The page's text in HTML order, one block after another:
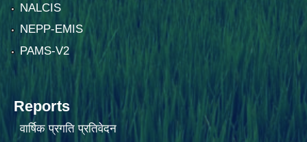
NALCIS
NEPP-EMIS
PAMS-V2
Reports
वार्षिक प्रगति प्रतिवेदन